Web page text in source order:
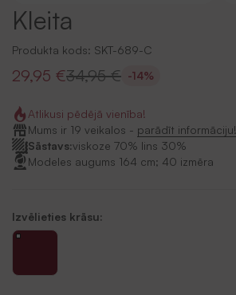
Kleita
Produkta kods: SKT-689-C
29,95 €34,95 € -14%
Atlikusi pēdējā vienība!
Mums ir 19 veikalos - parādīt informāciju!
Sāstavs:viskoze 70% lins 30%
Modeles augums 164 cm; 40 izmēra
Izvēlieties krāsu: